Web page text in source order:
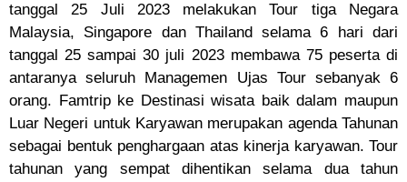
tanggal 25 Juli 2023 melakukan Tour tiga Negara
Malaysia, Singapore dan Thailand selama 6 hari dari
tanggal 25 sampai 30 juli 2023 membawa 75 peserta di
antaranya seluruh Managemen Ujas Tour sebanyak 6
orang. Famtrip ke Destinasi wisata baik dalam maupun
Luar Negeri untuk Karyawan merupakan agenda Tahunan
sebagai bentuk penghargaan atas kinerja karyawan. Tour
tahunan yang sempat dihentikan selama dua tahun